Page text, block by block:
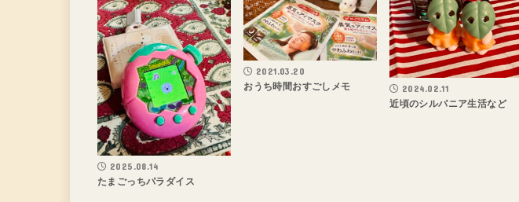
2025.08.14
たまごっちパラダイス
2021.03.20
おうち時間おすごしメモ 2024.02.11
近頃のシルバニア生活など